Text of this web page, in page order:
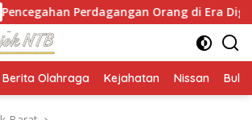
Orang di Era Digital
Berita Olahraga Kejahatan Nissan